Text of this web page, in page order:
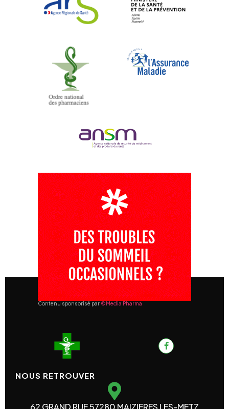
Contenu sponsorisé par ©Media Pharma
NOUS RETROUVER